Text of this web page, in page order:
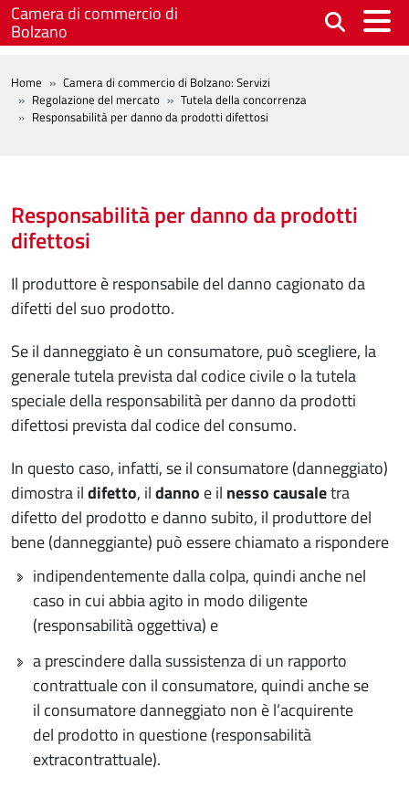
Salta al contenuto principale
Camera di commercio di
Bolzano
BREADCRUMB
Home
Camera di commercio di Bolzano: Servizi
Regolazione del mercato
Tutela della concorrenza
Responsabilità per danno da prodotti difettosi
Responsabilità per danno da prodotti
difettosi
Il produttore è responsabile del danno cagionato da
difetti del suo prodotto.
Se il danneggiato è un consumatore, può scegliere, la
generale tutela prevista dal codice civile o la tutela
speciale della responsabilità per danno da prodotti
difettosi prevista dal codice del consumo.
In questo caso, infatti, se il consumatore (danneggiato)
dimostra ildifetto, ildanno e il nesso causaletra
difetto del prodotto e danno subito, il produttore del
bene (danneggiante) può essere chiamato a rispondere
indipendentemente dalla colpa, quindi anche nel
caso in cui abbia agito in modo diligente
(responsabilità oggettiva) e
a prescindere dalla sussistenza di un rapporto
contrattuale con il consumatore, quindi anche se
il consumatore danneggiato non è l’acquirente
del prodotto in questione (responsabilità
extracontrattuale).